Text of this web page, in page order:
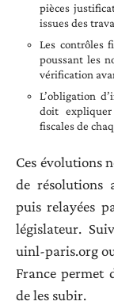
pièces
issues des
Les contrôles
poussant les
vérification
L’obligation
doit
fiscales de
Ces évolutions
de résolutions
puis relayées
législateur.
uinl-paris.org
France permet
de les subir.